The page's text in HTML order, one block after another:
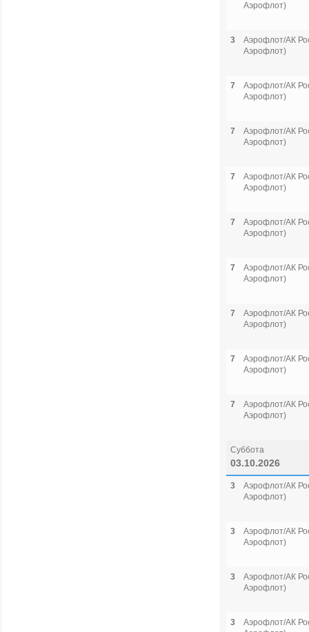
Аэрофлот)
3
Аэрофлот/АК
Аэрофлот)
7
Аэрофлот/АК
Аэрофлот)
7
Аэрофлот/АК
Аэрофлот)
7
Аэрофлот/АК
Аэрофлот)
7
Аэрофлот/АК
Аэрофлот)
7
Аэрофлот/АК
Аэрофлот)
7
Аэрофлот/АК
Аэрофлот)
7
Аэрофлот/АК
Аэрофлот)
7
Аэрофлот/АК
Аэрофлот)
Суббота
03.10.2026
3
Аэрофлот/АК
Аэрофлот)
3
Аэрофлот/АК
Аэрофлот)
3
Аэрофлот/АК
Аэрофлот)
3
Аэрофлот/АК